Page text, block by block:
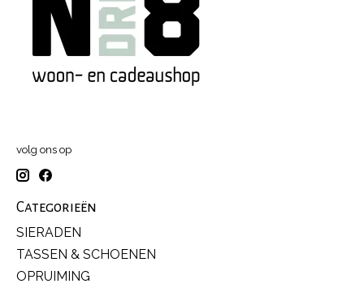
volg ons op
Categorieën
SIERADEN
TASSEN & SCHOENEN
OPRUIMING